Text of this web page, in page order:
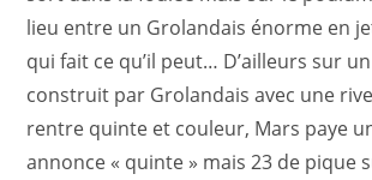
lieu entre un Grolandais énorme en
qui fait ce qu’il peut… D’ailleurs sur
construit par Grolandais avec une
rentre quinte et couleur, Mars paye
annonce « quinte » mais 23 de pique